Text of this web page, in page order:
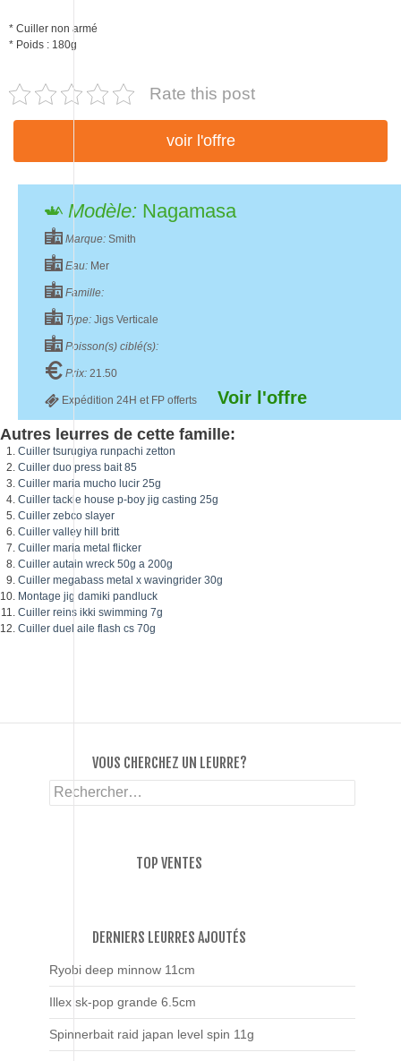
* Cuiller non armé
* Poids : 180g
Rate this post
voir l'offre
Modèle: Nagamasa
Marque: Smith
Eau: Mer
Famille:
Type: Jigs Verticale
Poisson(s) ciblé(s):
Prix: 21.50
Expédition 24H et FP offerts Voir l'offre
Autres leurres de cette famille:
Cuiller tsurugiya runpachi zetton
Cuiller duo press bait 85
Cuiller maria mucho lucir 25g
Cuiller tackle house p-boy jig casting 25g
Cuiller zebco slayer
Cuiller valley hill britt
Cuiller maria metal flicker
Cuiller autain wreck 50g a 200g
Cuiller megabass metal x wavingrider 30g
Montage jig damiki pandluck
Cuiller reins ikki swimming 7g
Cuiller duel aile flash cs 70g
VOUS CHERCHEZ UN LEURRE?
Rechercher :
TOP VENTES
DERNIERS LEURRES AJOUTÉS
Ryobi deep minnow 11cm
Illex sk-pop grande 6.5cm
Spinnerbait raid japan level spin 11g